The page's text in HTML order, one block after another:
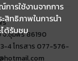
ร
จ.ชุมพร 86190
4 โทรสาร 077-576-
ารใช้งานจากการ
สิทธิภาพในการนำ
ได้รับชม